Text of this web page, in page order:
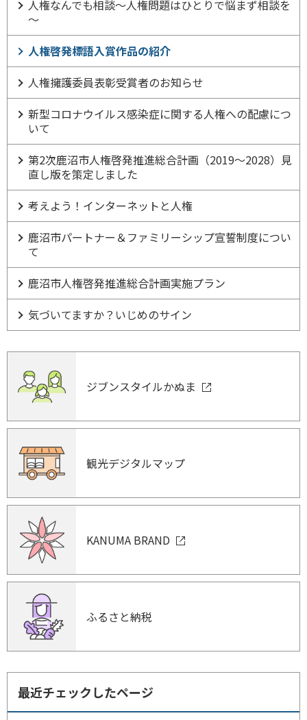
人権なんでも相談～人権問題はひとりで悩まず相談を
～
人権啓発標語入賞作品の紹介
人権擁護委員表彰受賞者のお知らせ
新型コロナウイルス感染症に関する人権への配慮につ
いて
第2次鹿沼市人権啓発推進総合計画（2019～2028）見
直し版を策定しました
考えよう！インターネットと人権
鹿沼市パートナー＆ファミリーシップ宣誓制度につい
て
鹿沼市人権啓発推進総合計画実施プラン
気づいてますか？いじめのサイン
ジブンスタイルかぬま
観光デジタルマップ
KANUMA BRAND
ふるさと納税
最近チェックしたページ